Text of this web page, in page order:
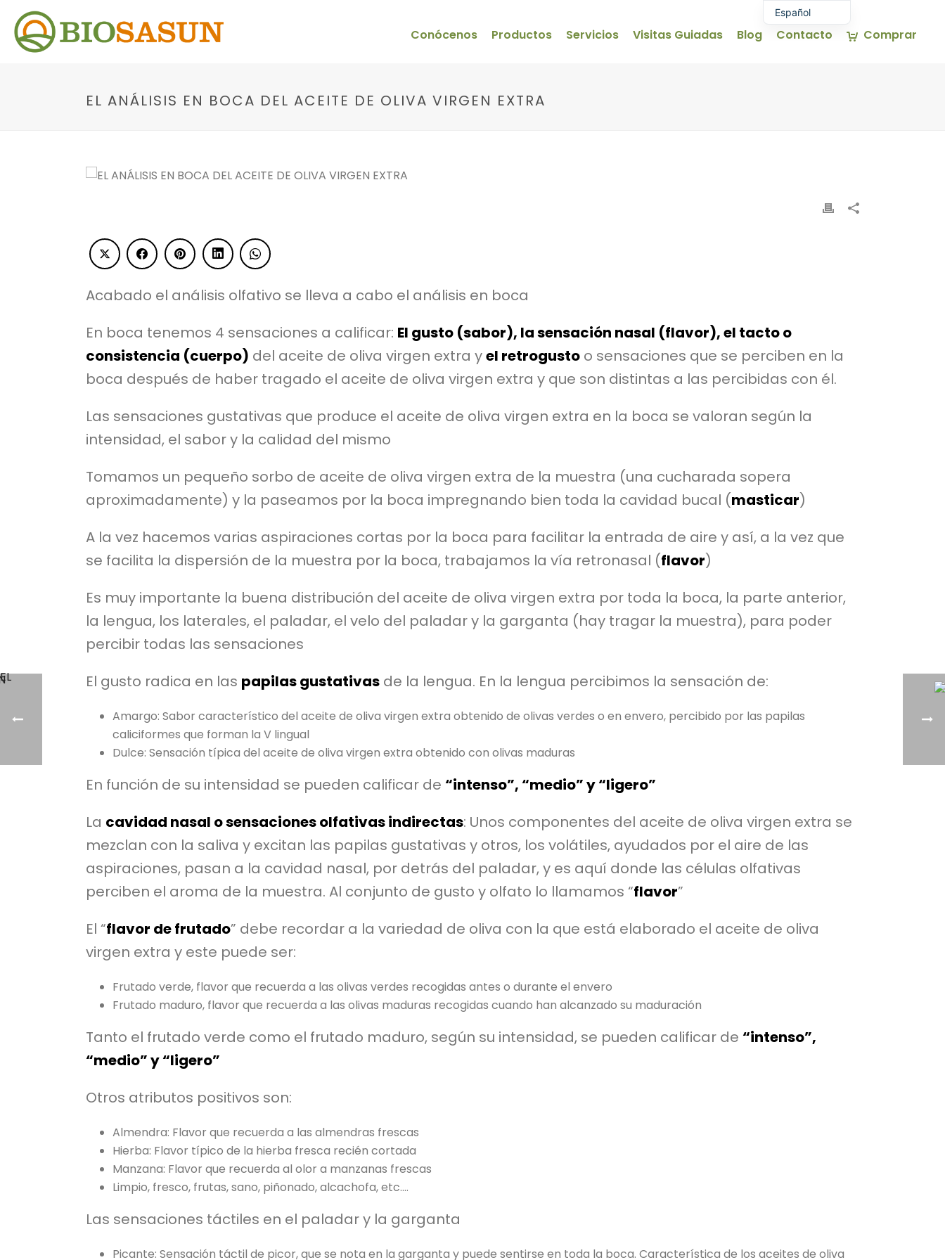
Conócenos Productos Servicios Visitas Guiadas Blog Contacto Comprar
EL ANÁLISIS EN BOCA DEL ACEITE DE OLIVA VIRGEN EXTRA
Acabado el análisis olfativo se lleva a cabo el análisis en boca
En boca tenemos 4 sensaciones a calificar: El gusto (sabor), la sensación nasal (flavor), el tacto o
consistencia (cuerpo) del aceite de oliva virgen extra yel retrogusto o sensaciones que se perciben en la
boca después de haber tragado el aceite de oliva virgen extra y que son distintas a las percibidas con él.
Las sensaciones gustativas que produce el aceite de oliva virgen extra en la boca se valoran según la
intensidad, el sabor y la calidad del mismo
Tomamos un pequeño sorbo de aceite de oliva virgen extra de la muestra (una cucharada sopera
aproximadamente) y la paseamos por la boca impregnando bien toda la cavidad bucal (masticar)
A la vez hacemos varias aspiraciones cortas por la boca para facilitar la entrada de aire y así, a la vez que
se facilita la dispersión de la muestra por la boca, trabajamos la vía retronasal (flavor)
Es muy importante la buena distribución del aceite de oliva virgen extra por toda la boca, la parte anterior,
la lengua, los laterales, el paladar, el velo del paladar y la garganta (hay tragar la muestra), para poder
percibir todas las sensaciones
El gusto radica en las papilas gustativas de la lengua. En la lengua percibimos la sensación de:
Amargo: Sabor característico del aceite de oliva virgen extra obtenido de olivas verdes o en envero, percibido por las papilas
caliciformes que forman la V lingual
Dulce: Sensación típica del aceite de oliva virgen extra obtenido con olivas maduras
En función de su intensidad se pueden calificar de “intenso”, “medio” y “ligero”
La cavidad nasal o sensaciones olfativas indirectas: Unos componentes del aceite de oliva virgen extra se
mezclan con la saliva y excitan las papilas gustativas y otros, los volátiles, ayudados por el aire de las
aspiraciones, pasan a la cavidad nasal, por detrás del paladar, y es aquí donde las células olfativas
perciben el aroma de la muestra. Al conjunto de gusto y olfato lo llamamos “flavor”
El “flavor de frutado” debe recordar a la variedad de oliva con la que está elaborado el aceite de oliva
virgen extra y este puede ser:
Frutado verde, flavor que recuerda a las olivas verdes recogidas antes o durante el envero
Frutado maduro, flavor que recuerda a las olivas maduras recogidas cuando han alcanzado su maduración
Tanto el frutado verde como el frutado maduro, según su intensidad, se pueden calificar de “intenso”,
“medio” y “ligero”
Otros atributos positivos son:
Almendra: Flavor que recuerda a las almendras frescas
Hierba: Flavor típico de la hierba fresca recién cortada
Manzana: Flavor que recuerda al olor a manzanas frescas
Limpio, fresco, frutas, sano, piñonado, alcachofa, etc.…
Las sensaciones táctiles en el paladar y la garganta
Picante: Sensación táctil de picor, que se nota en la garganta y puede sentirse en toda la boca. Característica de los aceites de oliva
Español
Euskara